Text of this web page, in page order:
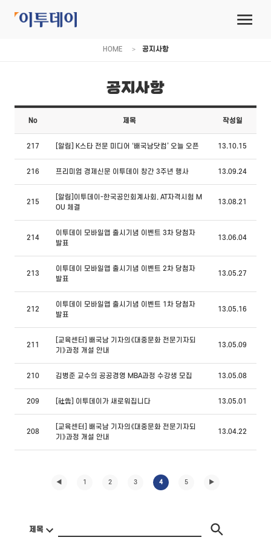
HOME 공지사항
공지사항
No 제목 작성일
217 [알림] K스타 전문 미디어 ‘배국남닷컴’ 오늘 오픈 13.10.15
216 프리미엄 경제신문 이투데이 창간 3주년 행사 13.09.24
215
[알림]이투데이-한국공인회계사회, AT자격시험 M
OU 체결
13.08.21
214
이투데이 모바일앱 출시기념 이벤트 3차 당첨자
발표
13.06.04
213
이투데이 모바일앱 출시기념 이벤트 2차 당첨자
발표
13.05.27
212
이투데이 모바일앱 출시기념 이벤트 1차 당첨자
발표
13.05.16
211
[교육센터] 배국남 기자의《대중문화 전문기자되
기》과정 개설 안내
13.05.09
210 김병준 교수의 공공경영 MBA과정 수강생 모집 13.05.08
209 [社告] 이투데이가 새로워집니다 13.05.01
208
[교육센터] 배국남 기자의《대중문화 전문기자되
기》과정 개설 안내
13.04.22
◀ 1 2 3 4 5 ▶